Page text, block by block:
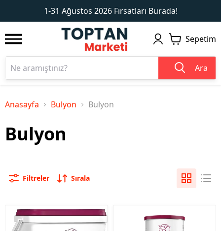
1-31 Ağustos 2026 Fırsatları Burada!
1 2
Sepetim
Ara
Anasayfa Bulyon Bulyon
Bulyon
Filtreler Sırala